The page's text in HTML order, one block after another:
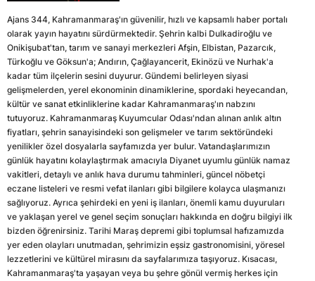
Ajans 344, Kahramanmaraş'ın güvenilir, hızlı ve kapsamlı haber portalı
olarak yayın hayatını sürdürmektedir. Şehrin kalbi Dulkadiroğlu ve
Onikişubat'tan, tarım ve sanayi merkezleri Afşin, Elbistan, Pazarcık,
Türkoğlu ve Göksun'a; Andırın, Çağlayancerit, Ekinözü ve Nurhak'a
kadar tüm ilçelerin sesini duyurur. Gündemi belirleyen siyasi
gelişmelerden, yerel ekonominin dinamiklerine, spordaki heyecandan,
kültür ve sanat etkinliklerine kadar Kahramanmaraş'ın nabzını
tutuyoruz. Kahramanmaraş Kuyumcular Odası'ndan alınan anlık altın
fiyatları, şehrin sanayisindeki son gelişmeler ve tarım sektöründeki
yenilikler özel dosyalarla sayfamızda yer bulur. Vatandaşlarımızın
günlük hayatını kolaylaştırmak amacıyla Diyanet uyumlu günlük namaz
vakitleri, detaylı ve anlık hava durumu tahminleri, güncel nöbetçi
eczane listeleri ve resmi vefat ilanları gibi bilgilere kolayca ulaşmanızı
sağlıyoruz. Ayrıca şehirdeki en yeni iş ilanları, önemli kamu duyuruları
ve yaklaşan yerel ve genel seçim sonuçları hakkında en doğru bilgiyi ilk
bizden öğrenirsiniz. Tarihi Maraş depremi gibi toplumsal hafızamızda
yer eden olayları unutmadan, şehrimizin eşsiz gastronomisini, yöresel
lezzetlerini ve kültürel mirasını da sayfalarımıza taşıyoruz. Kısacası,
Kahramanmaraş'ta yaşayan veya bu şehre gönül vermiş herkes için